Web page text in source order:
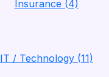
Insurance (4)
IT / Technology (11)